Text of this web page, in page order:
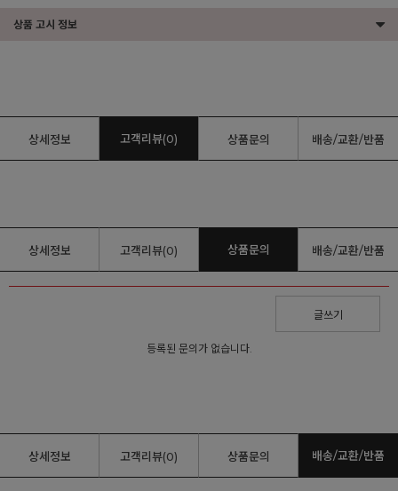
상품 고시 정보
상세정보 고객리뷰(0) 상품문의 배송/교환/반품
상세정보 고객리뷰(0) 상품문의 배송/교환/반품
글쓰기
등록된 문의가 없습니다.
상세정보 고객리뷰(0) 상품문의 배송/교환/반품